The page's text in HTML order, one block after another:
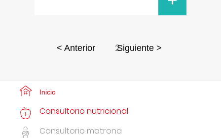
< Anterior 2Siguiente >
Inicio
Consultorio nutricional
Consultorio matrona